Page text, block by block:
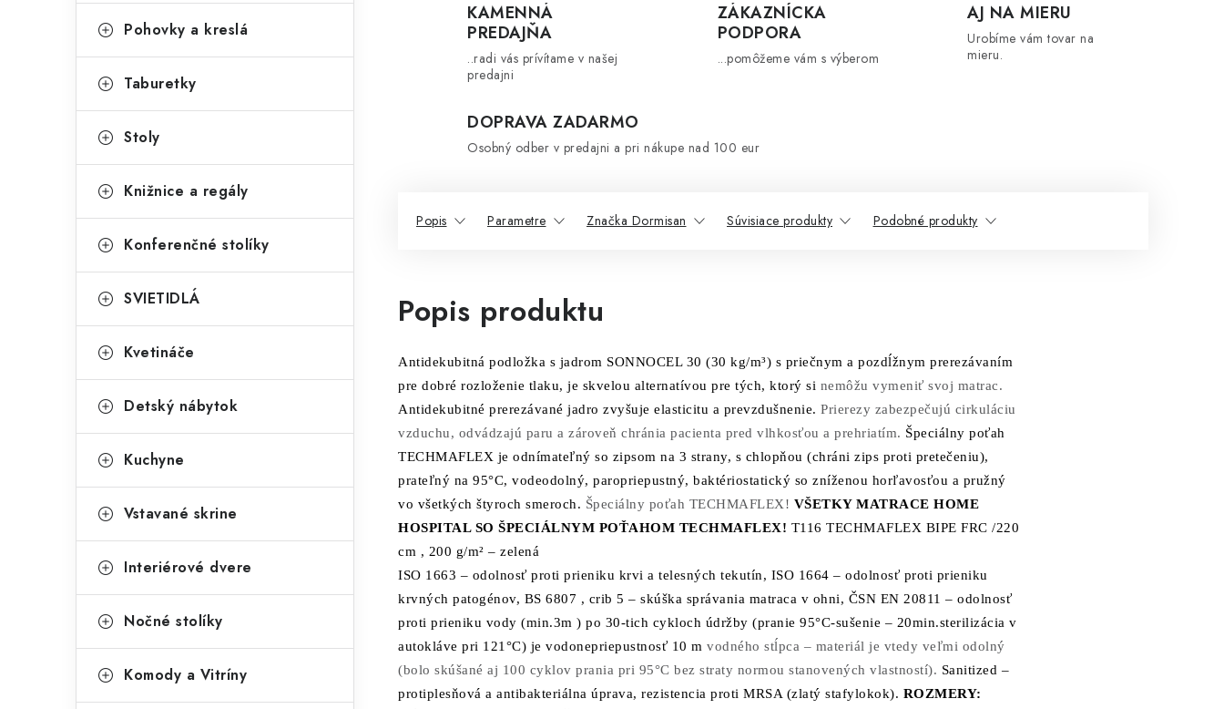
Pohovky a kreslá
Taburetky
Stoly
Knižnice a regály
Konferenčné stolíky
SVIETIDLÁ
Kvetináče
Detský nábytok
Kuchyne
Vstavané skrine
Interiérové dvere
Nočné stolíky
Komody a Vitríny
KAMENNÁ
PREDAJŇA
..radi vás prívítame v našej
predajni
ZÁKAZNÍCKA
PODPORA
...pomôžeme vám s výberom
AJ NA MIERU
Urobíme vám tovar na
mieru.
DOPRAVA ZADARMO
Osobný odber v predajni a pri nákupe nad 100 eur
Popis Parametre Značka Dormisan Súvisiace produkty Podobné produkty
Popis produktu
Antidekubitná podložka s jadrom SONNOCEL 30 (30 kg/m³) s priečnym a pozdĺžnym prerezávaním
pre dobré rozloženie tlaku, je skvelou alternatívou pre tých, ktorý si nemôžu vymeniť svoj matrac.
Antidekubitné prerezávané jadro zvyšuje elasticitu a prevzdušnenie. Prierezy zabezpečujú cirkuláciu
vzduchu, odvádzajú paru a zároveň chránia pacienta pred vlhkosťou a prehriatím. Špeciálny poťah
TECHMAFLEX je odnímateľný so zipsom na 3 strany, s chlopňou (chráni zips proti pretečeniu),
prateľný na 95°C, vodeodolný, paropriepustný, baktériostatický so zníženou horľavosťou a pružný
vo všetkých štyroch smeroch. Špeciálny poťah TECHMAFLEX! VŠETKY MATRACE HOME
HOSPITAL SO ŠPECIÁLNYM POŤAHOM TECHMAFLEX! T116 TECHMAFLEX BIPE FRC /220
cm , 200 g/m² – zelená
ISO 1663 – odolnosť proti prieniku krvi a telesných tekutín, ISO 1664 – odolnosť proti prieniku
krvných patogénov, BS 6807 , crib 5 – skúška správania matraca v ohni, ČSN EN 20811 – odolnosť
proti prieniku vody (min.3m ) po 30-tich cykloch údržby (pranie 95°C-sušenie – 20min.sterilizácia v
autokláve pri 121°C) je vodonepriepustnosť 10 m vodného stĺpca – materiál je vtedy veľmi odolný
(bolo skúšané aj 100 cyklov prania pri 95°C bez straty normou stanovených vlastností). Sanitized –
protiplesňová a antibakteriálna úprava, rezistencia proti MRSA (zlatý stafylokok). ROZMERY: